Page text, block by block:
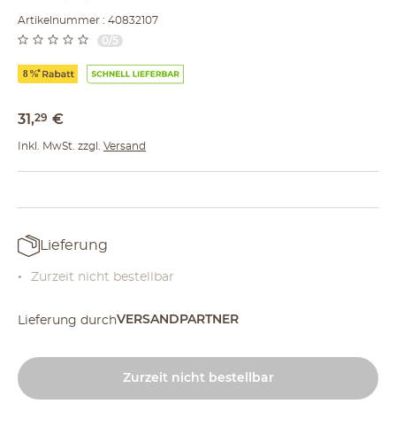
Artikelnummer : 40832107
0/5
31,29 €
Inkl. MwSt. zzgl. Versand
Lieferung
Zurzeit nicht bestellbar
Lieferung durchVERSANDPARTNER
Zurzeit nicht bestellbar